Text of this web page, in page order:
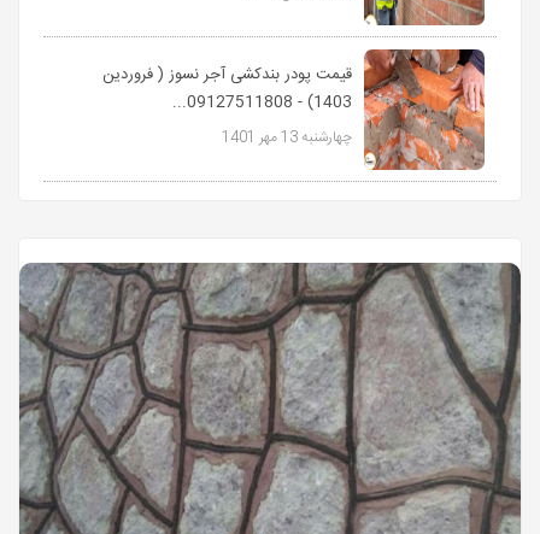
قیمت پودر بندکشی آجر نسوز ( فروردین
1403) - 09127511808...
چهارشنبه 13 مهر 1401